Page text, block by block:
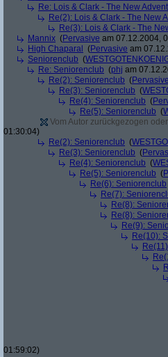
Re: Lois & Clark - The New
Re(2): Lois & Clark - The New
Re(3): Lois & Clark - The
Mannix (Pervasive am 07.12.2004,
High Chaparal
(Pervasive am
Seniorenclub (
Re: Seniorenclub (phj am
Re(2): Seniorenclub (Pervasive
Re(3): Seniorenclub (
Re(4): Seniorenclub (
Re(5): Seniorenclub (
Vom Autor zurückgezogen
01:30:04)
Re(2): Seniorenclub (
Re(3): Seniorenclub (
Re(4): Seniorenclub (
Re(5): Seniorenclub (
Re(6): Seniorenclub
Re(7):
Re(8):
Re(8):
Re(9):
Re(10):
01:59:02)